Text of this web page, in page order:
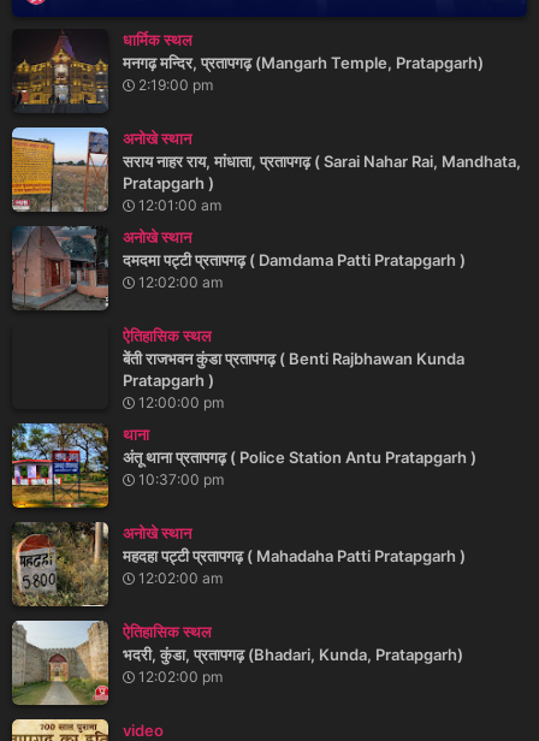
धार्मिक स्थल
मनगढ़ मन्दिर, प्रतापगढ़ (Mangarh Temple, Pratapgarh)
2:19:00 pm
अनोखे स्थान
सराय नाहर राय, मांधाता, प्रतापगढ़ ( Sarai Nahar Rai, Mandhata,
Pratapgarh )
12:01:00 am
अनोखे स्थान
दमदमा पट्टी प्रतापगढ़ ( Damdama Patti Pratapgarh )
12:02:00 am
ऐतिहासिक स्थल
बेंती राजभवन कुंडा प्रतापगढ़ ( Benti Rajbhawan Kunda
Pratapgarh )
12:00:00 pm
थाना
अंतू थाना प्रतापगढ़ ( Police Station Antu Pratapgarh )
10:37:00 pm
अनोखे स्थान
महदहा पट्टी प्रतापगढ़ ( Mahadaha Patti Pratapgarh )
12:02:00 am
ऐतिहासिक स्थल
भदरी, कुंडा, प्रतापगढ़ (Bhadari, Kunda, Pratapgarh)
12:02:00 pm
video